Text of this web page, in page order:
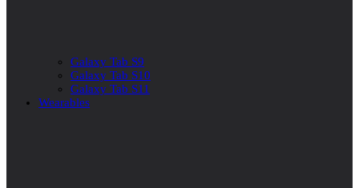
Galaxy Tab S9
Galaxy Tab S10
Galaxy Tab S11
Wearables